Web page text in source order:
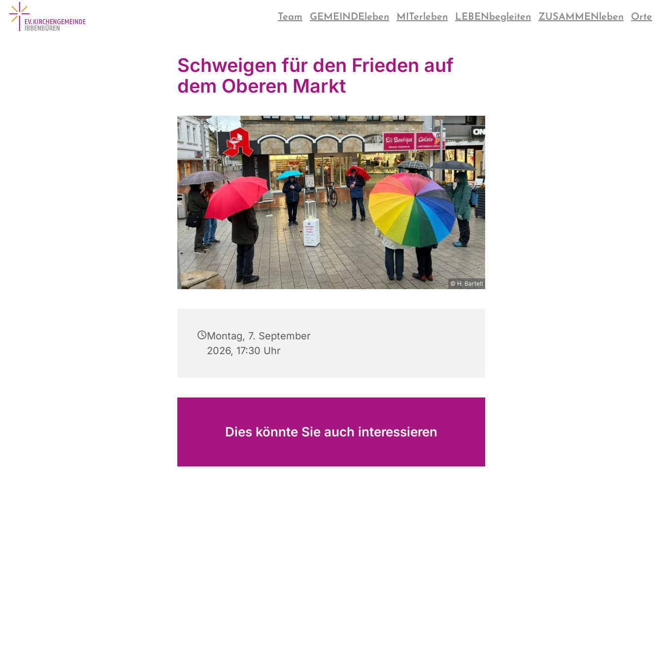
Team GEMEINDEleben MITerleben LEBENbegleiten ZUSAMMENleben Orte
Schweigen für den Frieden auf
dem Oberen Markt
© H. Bartelt
Montag, 7. September
2026, 17:30 Uhr
Dies könnte Sie auch interessieren